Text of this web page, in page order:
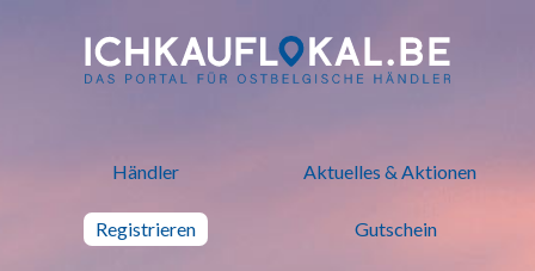
ich kauf lokal - Bei lokalen
Händler Aktuelles & Aktionen
Registrieren Gutschein